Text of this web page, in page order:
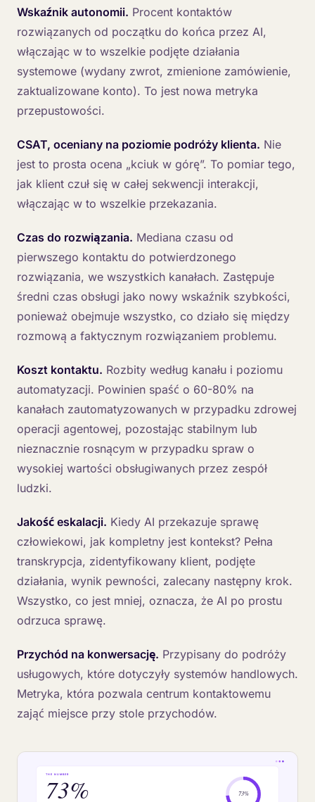
Wskaźnik autonomii. Procent kontaktów
rozwiązanych od początku do końca przez AI,
włączając w to wszelkie podjęte działania
systemowe (wydany zwrot, zmienione zamówienie,
zaktualizowane konto). To jest nowa metryka
przepustowości.
CSAT, oceniany na poziomie podróży klienta. Nie
jest to prosta ocena „kciuk w górę”. To pomiar tego,
jak klient czuł się w całej sekwencji interakcji,
włączając w to wszelkie przekazania.
Czas do rozwiązania. Mediana czasu od
pierwszego kontaktu do potwierdzonego
rozwiązania, we wszystkich kanałach. Zastępuje
średni czas obsługi jako nowy wskaźnik szybkości,
ponieważ obejmuje wszystko, co działo się między
rozmową a faktycznym rozwiązaniem problemu.
Koszt kontaktu. Rozbity według kanału i poziomu
automatyzacji. Powinien spaść o 60-80% na
kanałach zautomatyzowanych w przypadku zdrowej
operacji agentowej, pozostając stabilnym lub
nieznacznie rosnącym w przypadku spraw o
wysokiej wartości obsługiwanych przez zespół
ludzki.
Jakość eskalacji. Kiedy AI przekazuje sprawę
człowiekowi, jak kompletny jest kontekst? Pełna
transkrypcja, zidentyfikowany klient, podjęte
działania, wynik pewności, zalecany następny krok.
Wszystko, co jest mniej, oznacza, że AI po prostu
odrzuca sprawę.
Przychód na konwersację. Przypisany do podróży
usługowych, które dotyczyły systemów handlowych.
Metryka, która pozwala centrum kontaktowemu
zająć miejsce przy stole przychodów.